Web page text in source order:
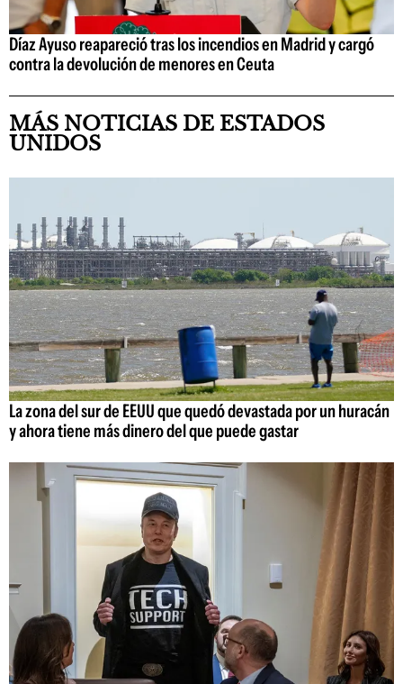
Díaz Ayuso reapareció tras los incendios en Madrid y cargó
contra la devolución de menores en Ceuta
MÁS NOTICIAS DE ESTADOS
UNIDOS
La zona del sur de EEUU que quedó devastada por un huracán
y ahora tiene más dinero del que puede gastar